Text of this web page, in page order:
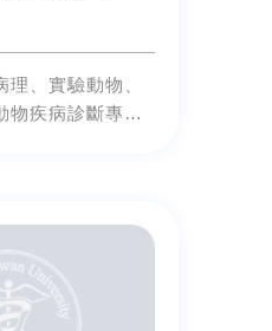
、實驗動物、
物疾病診斷專長